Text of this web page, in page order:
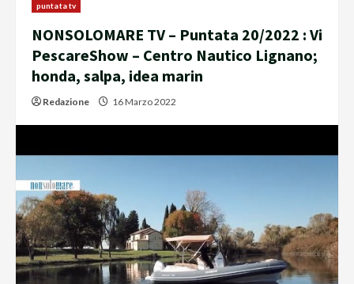
puntata tv
NONSOLOMARE TV – Puntata 20/2022 : Vi
PescareShow – Centro Nautico Lignano;
honda, salpa, idea marin
Redazione 16 Marzo 2022